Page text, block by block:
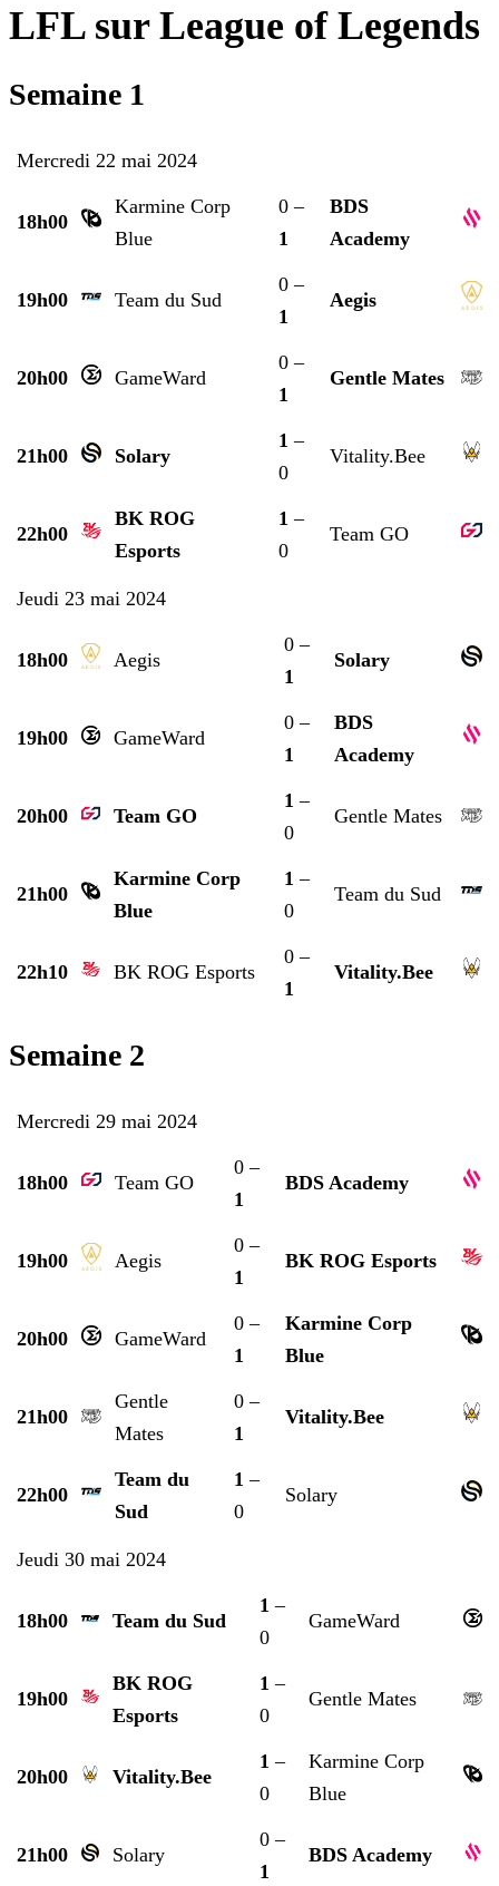
LFL sur League of Legends
Semaine 1
Mercredi 22 mai 2024
18h00
Karmine Corp
Blue
0 –
1
BDS
Academy
19h00 Team du Sud
0 –
1
Aegis
20h00 GameWard
0 –
1
Gentle Mates
21h00 Solary
1 –
0
Vitality.Bee
22h00
BK ROG
Esports
1 –
0
Team GO
Jeudi 23 mai 2024
18h00 Aegis
0 –
1
Solary
19h00 GameWard
0 –
1
BDS
Academy
20h00 Team GO
1 –
0
Gentle Mates
21h00
Karmine Corp
Blue
1 –
0
Team du Sud
22h10 BK ROG Esports
0 –
1
Vitality.Bee
Semaine 2
Mercredi 29 mai 2024
18h00 Team GO
0 –
1
BDS Academy
19h00 Aegis
0 –
1
BK ROG Esports
20h00 GameWard
0 –
1
Karmine Corp
Blue
21h00
Gentle
Mates
0 –
1
Vitality.Bee
22h00
Team du
Sud
1 –
0
Solary
Jeudi 30 mai 2024
18h00 Team du Sud
1 –
0
GameWard
19h00
BK ROG
Esports
1 –
0
Gentle Mates
20h00 Vitality.Bee
1 –
0
Karmine Corp
Blue
21h00 Solary
0 –
1
BDS Academy